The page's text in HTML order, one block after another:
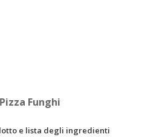
Pizza Funghi
e lista degli ingredienti